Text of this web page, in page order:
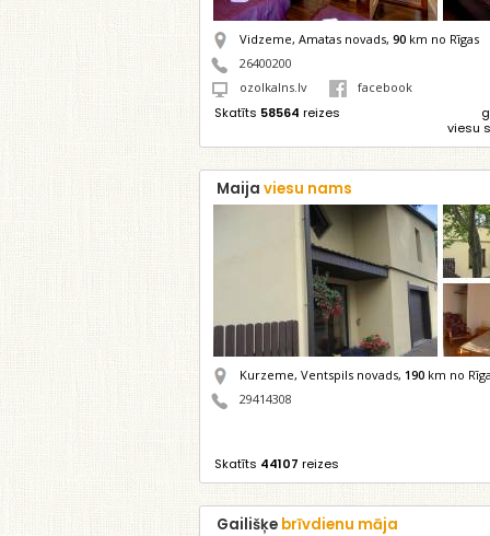
Vidzeme, Amatas novads, 90 km no Rīgas
26400200
ozolkalns.lv
facebook
Skatīts 58564 reizes
viesu
Maija viesu nams
Kurzeme, Ventspils novads, 190 km no
29414308
Skatīts 44107 reizes
Gailišķe brīvdienu māja